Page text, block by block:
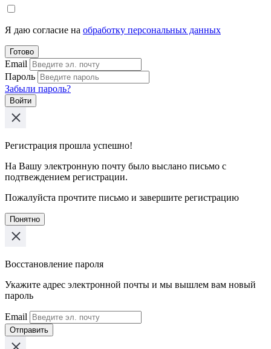
Я даю согласие на обработку персональных данных
Готово
Email
Пароль
Забыли пароль?
Войти
Регистрация прошла успешно!
На Вашу электронную почту было выслано письмо с
подтвеждением регистрации.
Пожалуйста прочтите письмо и завершите регистрацию
Понятно
Восстановление пароля
Укажите адрес электронной почты и мы вышлем вам новый
пароль
Email
Отправить